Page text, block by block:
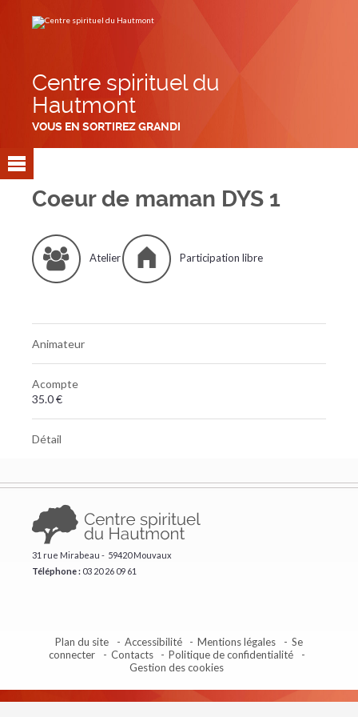
contenu.
Centre spirituel du
Hautmont
VOUS EN SORTIREZ GRANDI
Coeur de maman DYS 1
Atelier Participation libre
Animateur
Acompte
35.0 €
Détail
31 rue Mirabeau - 59420 Mouvaux
Téléphone : ​03 20 26 09 61
Plan du site Accessibilité Mentions légales
Se
connecter
Contacts
Politique de confidentialité
Gestion des cookies